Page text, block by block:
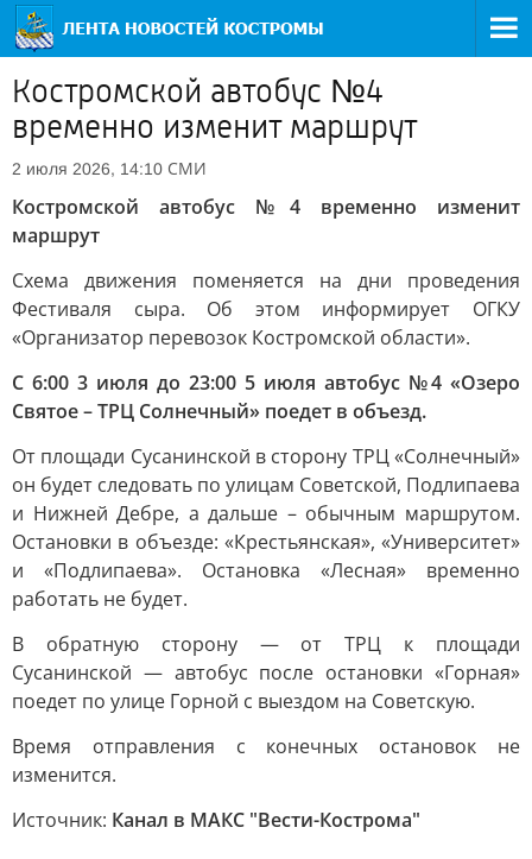
Костромской автобус №4
временно изменит маршрут
2 июля 2026, 14:10 СМИ
Костромской автобус №4 временно изменит
маршрут
Схема движения поменяется на дни проведения
Фестиваля сыра. Об этом информирует ОГКУ
«Организатор перевозок Костромской области».
С 6:00 3 июля до 23:00 5 июля автобус №4 «Озеро
Святое – ТРЦ Солнечный» поедет в объезд.
От площади Сусанинской в сторону ТРЦ «Солнечный»
он будет следовать по улицам Советской, Подлипаева
и Нижней Дебре, а дальше – обычным маршрутом.
Остановки в объезде: «Крестьянская», «Университет»
и «Подлипаева». Остановка «Лесная» временно
работать не будет.
В обратную сторону — от ТРЦ к площади
Сусанинской — автобус после остановки «Горная»
поедет по улице Горной с выездом на Советскую.
Время отправления с конечных остановок не
изменится.
Источник: Канал в МАКС "Вести-Кострома"